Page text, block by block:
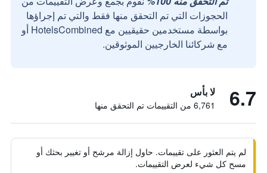
الحجوزات التي تم التحقق منها فقط والتي تم إجراؤها
بواسطة مستخدمين حقيقيين مع HotelsCombined أو
مع شركائنا الخارجيين الموثوقين.
6.7 لا بأس
6,761 من التقييمات تم التحقق منها
لم يتم العثور على تقييمات. حاول إزالة مرشح أو تغيير بحثك أو
مسح كل شيء لعرض التقييمات.